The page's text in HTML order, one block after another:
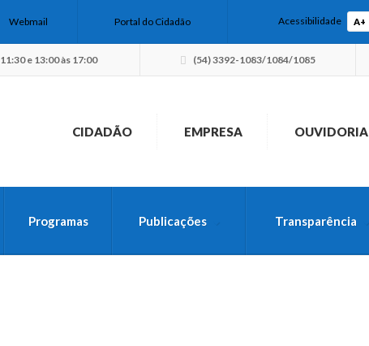
Webmail Portal do Cidadão Acessibilidade A+
e 13:00 às 17:00 (54) 3392-1083/1084/1085
CIDADÃO EMPRESA OUVIDORIA
Programas Publicações Transparência